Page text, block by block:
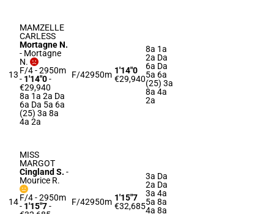
13
MAMZELLE
CARLESS
Mortagne N.
- Mortagne
N.
F/4 - 2950m
- 1'14"0-
€29,940
8a 1a 2a Da
6a Da 5a 6a
(25) 3a 8a
4a 2a
F/42950m 1'14"0
€29,940
8a 1a
2a Da
6a Da
5a 6a
(25) 3a
8a 4a
2a
14
MISS
MARGOT
Cingland S. -
Mourice R.
F/4 - 2950m
- 1'15"7-
F/42950m 1'15"7
€32,685
3a Da
2a Da
3a 4a
5a 8a
4a 8a